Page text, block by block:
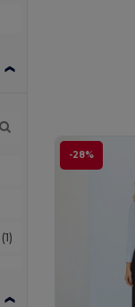
(1)
(1)
-28%